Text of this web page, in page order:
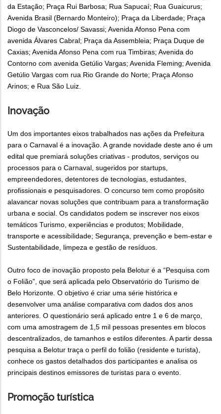
da Estação; Praça Rui Barbosa; Rua Sapucaí; Rua Guaicurus;
Avenida Brasil (Bernardo Monteiro); Praça da Liberdade; Praça
Diogo de Vasconcelos/ Savassi; Avenida Afonso Pena com
avenida Álvares Cabral; Praça da Assembleia; Praça Duque de
Caxias; Avenida Afonso Pena com rua Timbiras; Avenida do
Contorno com avenida Getúlio Vargas; Avenida Fleming; Avenida
Getúlio Vargas com rua Rio Grande do Norte; Praça Afonso
Arinos; e Rua São Luiz.
Inovação
Um dos importantes eixos trabalhados nas ações da Prefeitura
para o Carnaval é a inovação. A grande novidade deste ano é um
edital que premiará soluções criativas - produtos, serviços ou
processos para o Carnaval, sugeridos por startups,
empreendedores, detentores de tecnologias, estudantes,
profissionais e pesquisadores. O concurso tem como propósito
alavancar novas soluções que contribuam para a transformação
urbana e social. Os candidatos podem se inscrever nos eixos
temáticos Turismo, experiências e produtos; Mobilidade,
transporte e acessibilidade; Segurança, prevenção e bem-estar e
Sustentabilidade, limpeza e gestão de resíduos.
Outro foco de inovação proposto pela Belotur é a “Pesquisa com
o Folião”, que será aplicada pelo Observatório do Turismo de
Belo Horizonte. O objetivo é criar uma série histórica e
desenvolver uma análise comparativa com dados dos anos
anteriores. O questionário será aplicado entre 1 e 6 de março,
com uma amostragem de 1,5 mil pessoas presentes em blocos
descentralizados, de tamanhos e estilos diferentes. A partir dessa
pesquisa a Belotur traça o perfil do folião (residente e turista),
conhece os gastos detalhados dos participantes e analisa os
principais destinos emissores de turistas para o evento.
Promoção turística